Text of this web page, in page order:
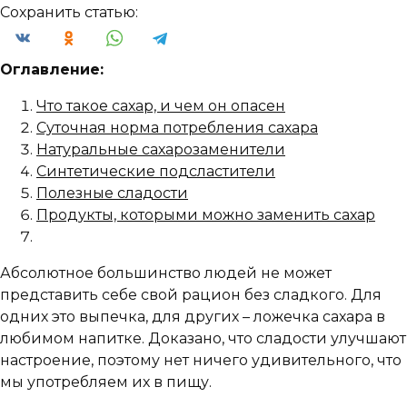
Сохранить статью:
Оглавление:
Что такое сахар, и чем он опасен
Суточная норма потребления сахара
Натуральные сахарозаменители
Синтетические подсластители
Полезные сладости
Продукты, которыми можно заменить сахар
Абсолютное большинство людей не может
представить себе свой рацион без сладкого. Для
одних это выпечка, для других – ложечка сахара в
любимом напитке. Доказано, что сладости улучшают
настроение, поэтому нет ничего удивительного, что
мы употребляем их в пищу.